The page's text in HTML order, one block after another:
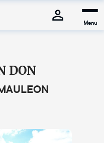
Menu
DON